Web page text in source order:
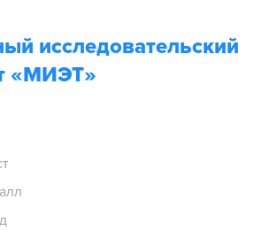
исследовательский
«МИЭТ»